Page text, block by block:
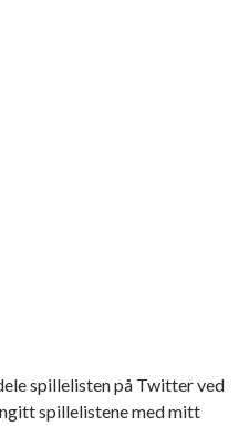
spillelisten på Twitter ved
spillelistene med mitt